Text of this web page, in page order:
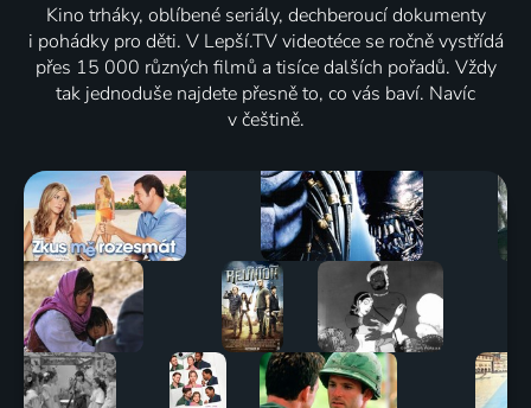
Kino trháky, oblíbené seriály, dechberoucí dokumenty
i pohádky pro děti. V Lepší.TV videotéce se ročně vystřídá
přes 15 000 různých filmů a tisíce dalších pořadů. Vždy
tak jednoduše najdete přesně to, co vás baví. Navíc
v češtině.